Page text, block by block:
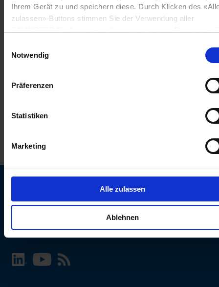
Ihrem Gerät zu und speichern diese. Durch Klicken des
zulassen»-Buttons stimmen Sie der Verwendung aller
«Cookie-Einstellungen verwalten» am Seitenende klicken.
Einstellungen werden unseren Partnern gemeldet und haben
keinen Einfluss auf die Browserdaten. Weitere Informationen
erhalten Sie in unserer
Notwendig
Präferenzen
Statistiken
Marketing
Alle zulassen
Ablehnen
SCHURTER Webseite und Sprache wählen
INTERNATIONAL - Deutsch